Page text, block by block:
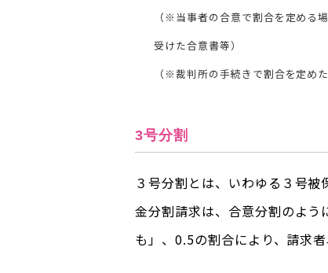
（※当事者の合意で割合を定める
受けた合意書等）
（※裁判所の手続きで割合を定め
3号分割
３号分割とは、いわゆる３号
金分割請求は、合意分割のよう
も」、0.5の割合により、請求